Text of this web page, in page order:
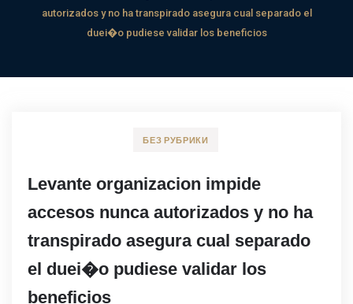
autorizados y no ha transpirado asegura cual separado el
duei�o pudiese validar los beneficios
БЕЗ РУБРИКИ
Levante organizacion impide
accesos nunca autorizados y no ha
transpirado asegura cual separado
el duei�o pudiese validar los
beneficios